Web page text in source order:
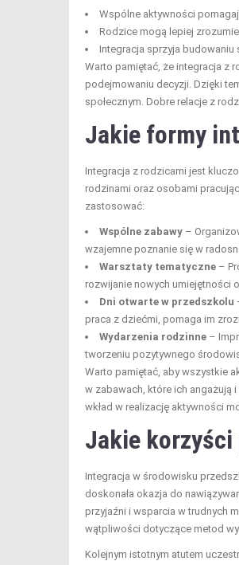
Wspólne aktywności
Rodzice mogą lepiej
Integracja sprzyja
Warto pamiętać, że integracja z
podejmowaniu decyzji. Dzięki
społecznym. Dobre relacje z
Jakie formy
Integracja z rodzicami jest
rodzinami oraz osobami
zastosować:
Wspólne zabawy –
wzajemne poznanie się w
Warsztaty tematyczne –
rozwijanie nowych umiejętności
Dni otwarte w przedszkolu
praca z dziećmi, pomaga im
Wydarzenia rodzinne –
tworzeniu pozytywnego
Warto pamiętać, aby wszystkie
w zabawach, które ich angażują
wkład w realizację aktywności
Jakie korzyści
Integracja w środowisku
doskonała okazja do
przyjaźni i wsparcia w trudnych
wątpliwości dotyczące metod
Kolejnym istotnym atutem